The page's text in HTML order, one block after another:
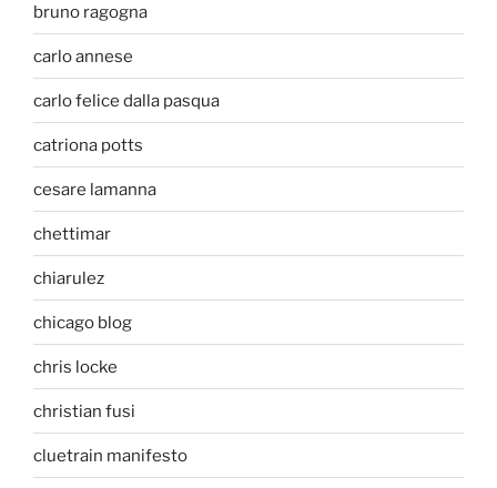
bruno ragogna
carlo annese
carlo felice dalla pasqua
catriona potts
cesare lamanna
chettimar
chiarulez
chicago blog
chris locke
christian fusi
cluetrain manifesto